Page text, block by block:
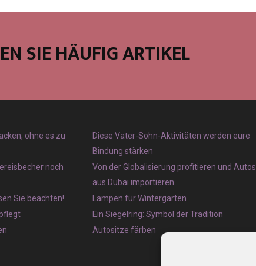
SIE HÄUFIG ARTIKEL
ohne es zu
noch
Sie beachten!
Diese Vater-Sohn-Aktivitäten werden eure
Bindung stärken
Von der Globalisierung profitieren und Autos
aus Dubai importieren
Lampen für Wintergarten
Ein Siegelring: Symbol der Tradition
Autositze färben